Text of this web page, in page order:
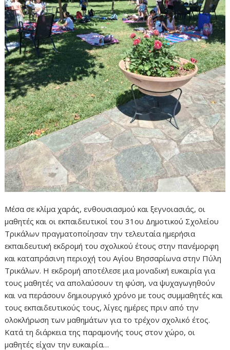
Μέσα σε κλίμα χαράς, ενθουσιασμού και ξεγνοιασιάς, οι
μαθητές και οι εκπαιδευτικοί του 31ου Δημοτικού Σχολείου
Τρικάλων πραγματοποίησαν την τελευταία ημερήσια
εκπαιδευτική εκδρομή του σχολικού έτους στην πανέμορφη
και καταπράσινη περιοχή του Αγίου Βησσαρίωνα στην Πύλη
Τρικάλων. Η εκδρομή αποτέλεσε μια μοναδική ευκαιρία για
τους μαθητές να απολαύσουν τη φύση, να ψυχαγωγηθούν
και να περάσουν δημιουργικό χρόνο με τους συμμαθητές και
τους εκπαιδευτικούς τους, λίγες ημέρες πριν από την
ολοκλήρωση των μαθημάτων για το τρέχον σχολικό έτος.
Κατά τη διάρκεια της παραμονής τους στον χώρο, οι
μαθητές είχαν την ευκαιρία…